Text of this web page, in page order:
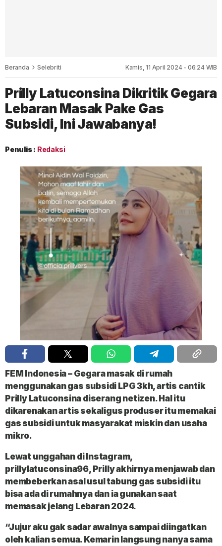
Beranda Selebriti Kamis, 11 April 2024 - 06:24 WIB
Prilly Latuconsina Dikritik Gegara
Lebaran Masak Pake Gas
Subsidi, Ini Jawabanya!
Penulis : Redaksi
FEM Indonesia– Gegara masak di rumah
menggunakan gas subsidi LPG 3kh, artis cantik
Prilly Latuconsina diserang netizen. Hal itu
dikarenakan artis sekaligus produser itu memakai
gas subsidi untuk masyarakat miskin dan usaha
mikro.
Lewat unggahan di Instagram,
prillylatuconsina96, Prilly akhirnya menjawab dan
membeberkan asal usul tabung gas subsidi itu
bisa ada di rumahnya dan ia gunakan saat
memasak jelang Lebaran 2024.
“Jujur aku gak sadar awalnya sampai diingatkan
oleh kalian semua. Kemarin langsung nanya sama